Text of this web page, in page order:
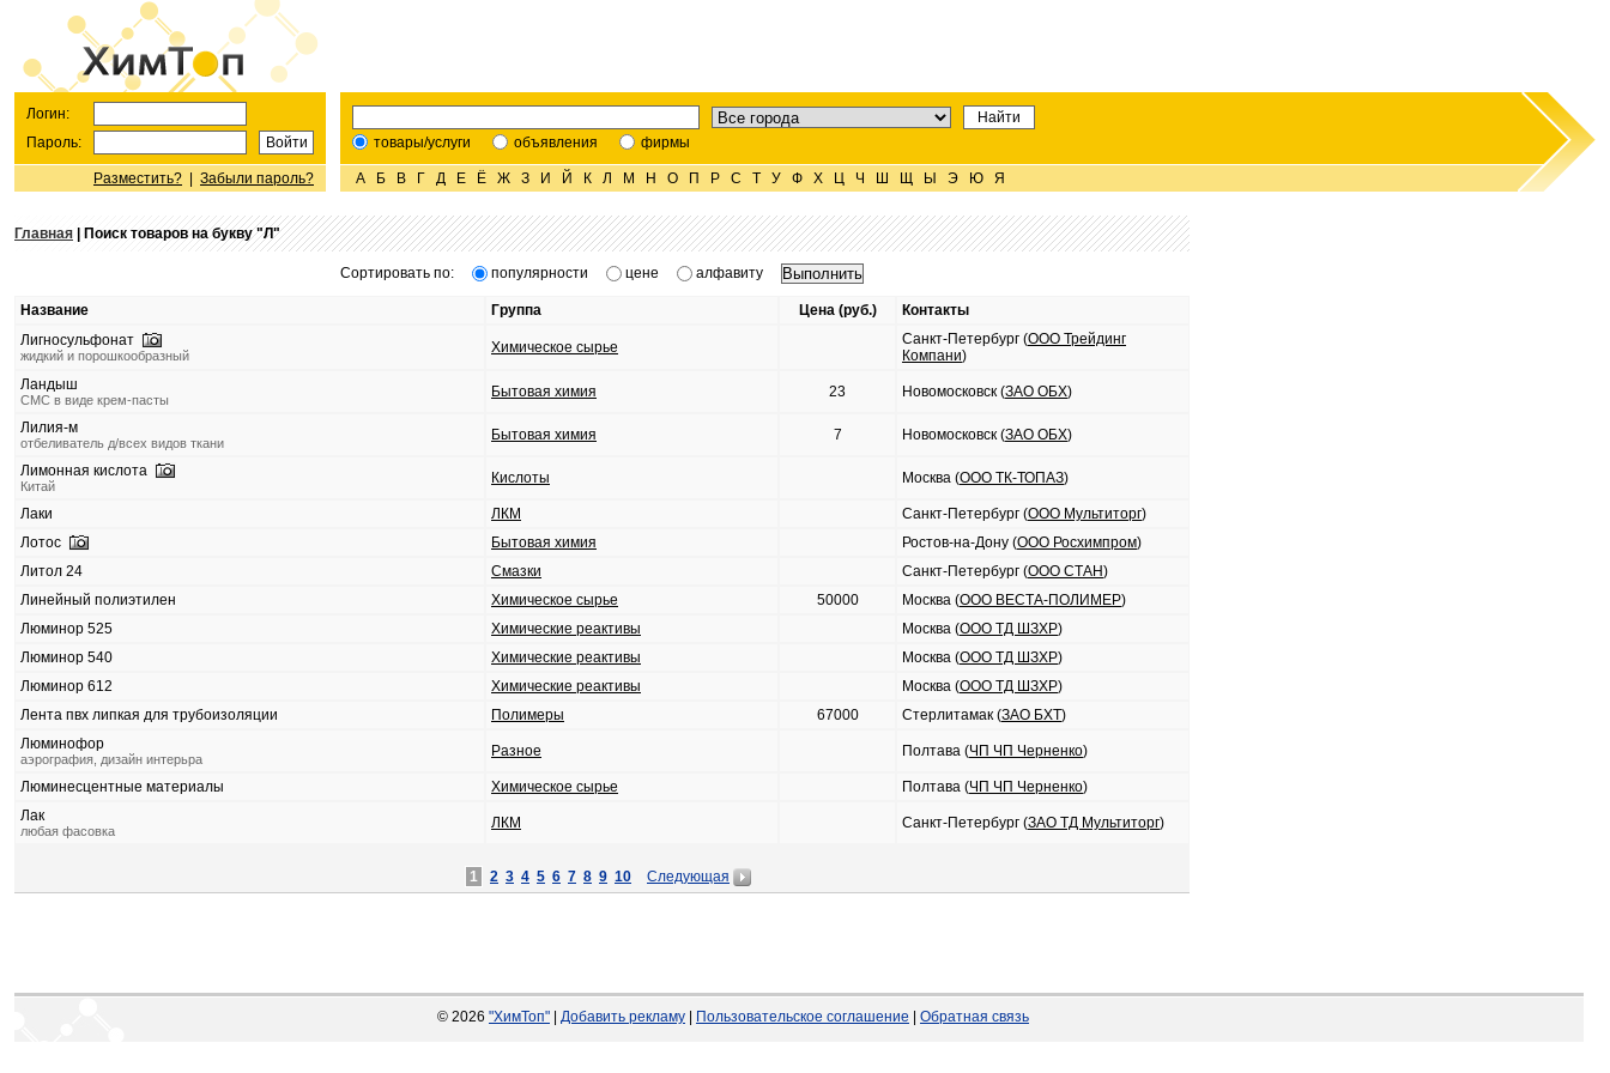
Логин:
Пароль:
Разместить? Забыли пароль?
товары/услуги объявления фирмы
А Б В Г Д Е Ё Ж З И Й К Л М Н О П Р С Т У Ф Х Ц Ч Ш Щ Ы Э Ю Я
Главная | Поиск товаров на букву "Л"
Сортировать по: популярности цене алфавиту
Название Группа Цена (руб.)
Контакты
Лигносульфонат
жидкий и порошкообразный Химическое сырье Санкт-Петербург (ООО Трейдинг
Компани)
Ландыш
СМС в виде крем-пасты Бытовая химия 23 Новомосковск (ЗАО ОБХ)
Лилия-м
отбеливатель д/всех видов ткани Бытовая химия 7 Новомосковск (ЗАО ОБХ)
Лимонная кислота
Китай Кислоты Москва (ООО ТК-ТОПАЗ)
Лаки ЛКМ Санкт-Петербург (ООО Мультиторг)
Лотос
Бытовая химия Ростов-на-Дону (ООО Росхимпром)
Литол 24
Смазки Санкт-Петербург (ООО СТАН)
Линейный полиэтилен
Химическое сырье 50000 Москва (ООО ВЕСТА-ПОЛИМЕР)
Люминор 525
Химические реактивы Москва (OOO ТД ШЗХР)
Люминор 540
Химические реактивы Москва (OOO ТД ШЗХР)
Люминор 612
Химические реактивы Москва (OOO ТД ШЗХР)
Лента пвх липкая для трубоизоляции
Полимеры 67000 Стерлитамак (ЗАО БХТ)
Люминофор
аэрография, дизайн интерьра Разное Полтава (ЧП ЧП Черненко)
Люминесцентные материалы Химическое сырье Полтава (ЧП ЧП Черненко)
Лак
любая фасовка ЛКМ Санкт-Петербург (ЗАО ТД Мультиторг)
1 2 3 4 5 6 7 8 9 10 Следующая
© 2026 "ХимТоп" Добавить рекламу Пользовательское соглашение Обратная связь